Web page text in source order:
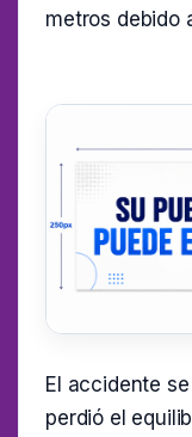
metros debido
El accidente
perdió el